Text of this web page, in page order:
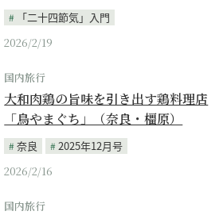
「二十四節気」入門
2026/2/19
国内旅行
大和肉鶏の旨味を引き出す鶏料理店
「鳥やまぐち」（奈良・橿原）
奈良
2025年12月号
2026/2/16
国内旅行